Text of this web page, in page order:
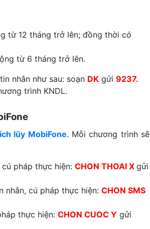
từ 12 tháng trở lên; đồng thời có
từ 6 tháng trở lên.
nhắn như sau: soạn DK gửi 9237.
trình KNDL.
lũy MobiFone. Mỗi chương trình sẽ
pháp thực hiện: CHON THOAI X gửi
nhắn, cú pháp thực hiện: CHON SMS
thực hiện: CHON CUOC Y gửi